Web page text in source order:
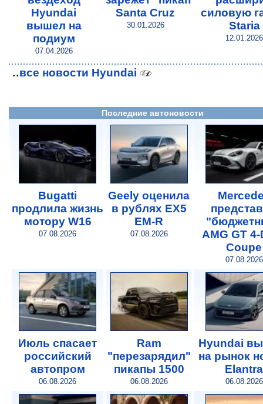
Hyundai
вышел на
подиум
07.04.2026
Santa Cruz
30.01.2026
силовую
Staria
12.01.2026
..все новости Hyundai
Последние автоновости
Bugatti
продлила жизнь
мотору W16
07.08.2026
Geely оценила
в рублях EX5
EM-R
07.08.2026
AMG GT
Coupe
07.08.2026
Июль спасает
российский
автопром
06.08.2026
Ram
"перезарядил"
пикапы 1500
06.08.2026
Hyundai
на рынок
Elantra
06.08.2026